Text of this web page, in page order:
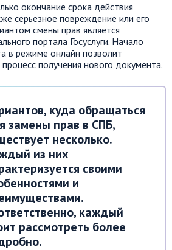
окончание срока действия
серьезное повреждение или его
смены прав является
портала Госуслуги. Начало
в режиме онлайн позволит
получения нового документа.
куда обращаться
замены прав в СПБ,
несколько.
из них
своими
и
каждый
рассмотреть более